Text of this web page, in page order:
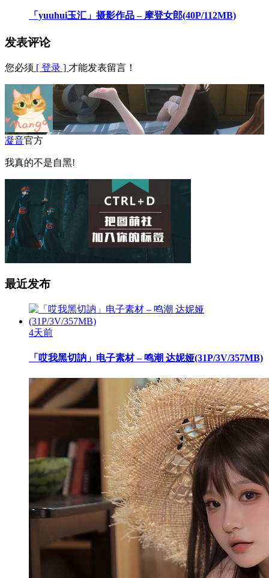
「yuuhui玉汇」摄影作品 – 摩登女郎(40P/112MB)
发表评论
您必须 [ 登录 ] 才能发表留言！
凝音官方
我真的不是自黑!
最近发布
4天前
「哎我黑切訥」电子素材 – 鸣潮 达妮娅(31P/3V/357MB)